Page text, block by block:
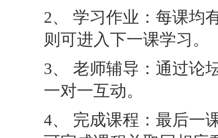
课程授课方式
1、 学习方式：老师发
员通过网络下载学习。
导及学员之间相互交流
2、 学习作业：每课均